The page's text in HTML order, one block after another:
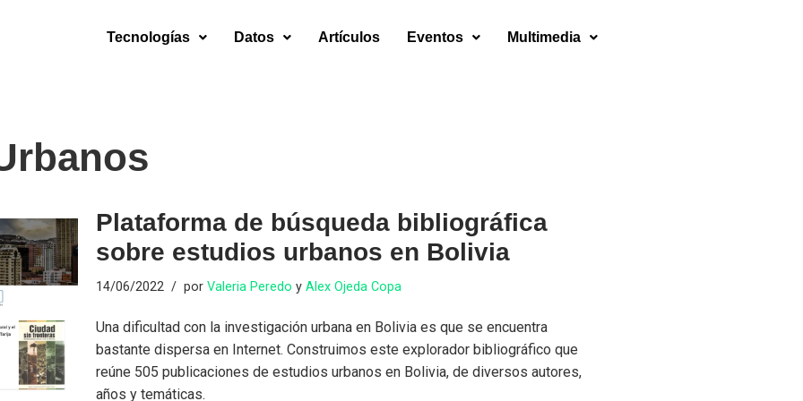
Tecnologías Datos Artículos Eventos Multimedia
Plataforma de búsqueda bibliográfica
sobre estudios urbanos en Bolivia
14/06/2022 porValeria Peredo yAlex Ojeda Copa
Una dificultad con la investigación urbana en Bolivia es que se encuentra
bastante dispersa en Internet. Construimos este explorador bibliográfico que
reúne 505 publicaciones de estudios urbanos en Bolivia, de diversos autores,
años y temáticas.